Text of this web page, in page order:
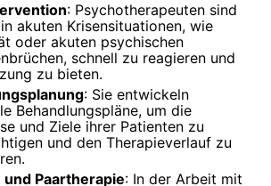
: Psychotherapeuten sind
akuten Krisensituationen, wie
oder akuten psychischen
schnell zu reagieren und
zu bieten.
: Sie entwickeln
Behandlungspläne, um die
und Ziele ihrer Patienten zu
und den Therapieverlauf zu
und Paartherapie: In der Arbeit mit